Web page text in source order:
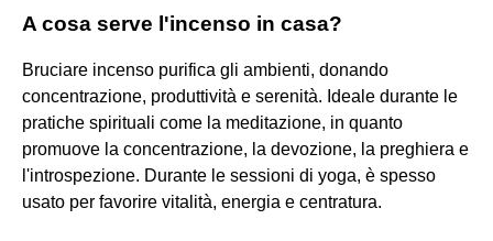
A cosa serve l'incenso in casa?
Bruciare incenso purifica gli ambienti, donando
concentrazione, produttività e serenità. Ideale durante le
pratiche spirituali come la meditazione, in quanto
promuove la concentrazione, la devozione, la preghiera e
l'introspezione. Durante le sessioni di yoga, è spesso
usato per favorire vitalità, energia e centratura.